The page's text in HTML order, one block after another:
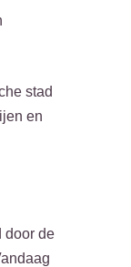
stad
en
door de